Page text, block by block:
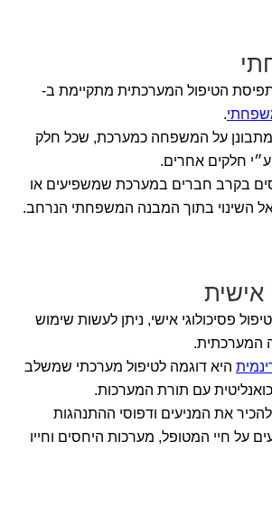
הטיפול המערכתית מתקיימת ב-
.
על המשפחה כמערכת, שכל חלק
חלקים אחרים.
בקרב חברים במערכת שמשפיעים או
השינוי בתוך המבנה המשפחתי הנרחב.
אישית
פסיכולוגי אישי, ניתן לעשות שימוש
המערכתית.
היא דוגמה לטיפול מערכתי שמשלב
עם תורת המערכות.
את המניעים ודפוסי ההתנהגות
על חיי המטופל, מערכות היחסים וחייו